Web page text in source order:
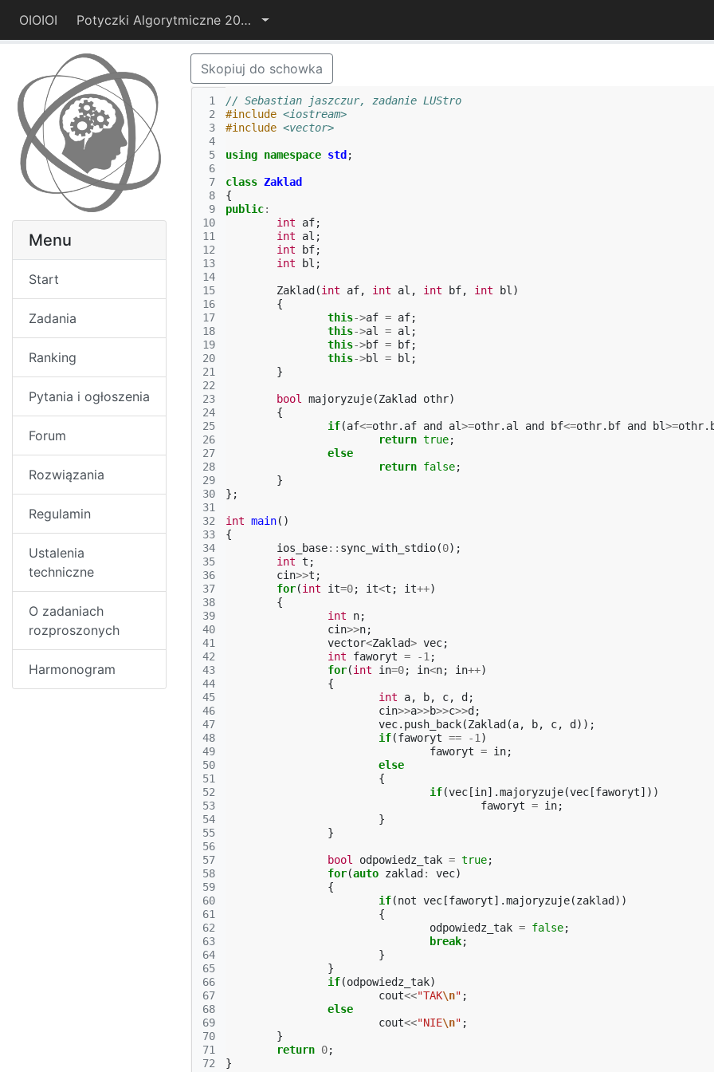
OIOIOI Potyczki Algorytmiczne 2014
Menu
Start
Zadania
Ranking
Pytania i ogłoszenia
Forum
Rozwiązania
Regulamin
Ustalenia
techniczne
O zadaniach
rozproszonych
Harmonogram
Skopiuj do schowka
1
2
3
4
5
6
7
8
9
10
11
12
13
14
15
16
17
18
19
20
21
22
23
24
25
26
27
28
29
30
31
32
33
34
35
36
37
38
39
40
41
42
43
44
45
46
47
48
49
50
51
52
53
54
55
56
57
58
59
60
61
62
63
64
65
66
67
68
69
70
71
72
// Sebastian jaszczur, zadanie LUStro
#include <iostream>
#include <vector>
using namespace std ;
class Zaklad
{
public:
int
af;
int
al ;
int
bf;
int
bl ;
Zaklad (int af, int al , int bf, int bl )
{
this->af = af;
this->al = al ;
this->bf = bf;
this->bl = bl ;
}
bool majoryzuje(Zaklad othr)
{
if(af<=othr. af and al>=othr. al and bf<=othr. bf and bl>=othr.
return true;
else
return false;
}
};
int main()
{
ios_base:: sync_with_stdio(0);
int t ;
cin>>t ;
for(int it=0; it<t ; it++)
{
int
n;
cin>>n;
vector<Zaklad> vec;
int
faworyt = -1 ;
for(int in=0; in<n; in++)
{
int
a, b, c, d ;
cin>>a>>b>>c>>d ;
vec. push_back(Zaklad (a, b, c, d ));
if(faworyt == -1 )
faworyt = in;
else
{
if(vec [in].majoryzuje(vec [faworyt]))
faworyt = in;
}
}
bool odpowiedz_tak = true;
for(auto zaklad : vec)
{
if(not vec [faworyt].majoryzuje(zaklad ))
{
odpowiedz_tak = false;
break;
}
}
if(odpowiedz_tak)
cout<<"TAK\n" ;
else
cout<<"NIE\n" ;
}
return 0;
}